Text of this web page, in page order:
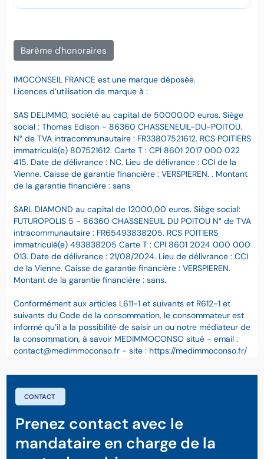
Barème d'honoraires
IMOCONSEIL FRANCE est une marque déposée.
Licences d’utilisation de marque à :
SAS DELIMMO, société au capital de 50000.00 euros. Siège
social : Thomas Edison - 86360 CHASSENEUIL-DU-POITOU.
N° de TVA intracommunautaire : FR33807521612. RCS POITIERS
immatriculé(e) 807521612. Carte T : CPI 8601 2017 000 022
415. Date de délivrance : NC. Lieu de délivrance : CCI de la
Vienne. Caisse de garantie financière : VERSPIEREN. . Montant
de la garantie financière : sans
SARL DIAMOND au capital de 12000,00 euros. Siège social:
FUTUROPOLIS 5 - 86360 CHASSENEUIL DU POITOU N° de TVA
intracommunautaire : FR65493838205. RCS POITIERS
immatriculé(e) 493838205 Carte T : CPI 8601 2024 000 000
013. Date de délivrance : 21/08/2024. Lieu de délivrance : CCI
de la Vienne. Caisse de garantie financière : VERSPIEREN.
Montant de la garantie financière : sans.
Conformément aux articles L611-1 et suivants et R612-1 et
suivants du Code de la consommation, le consommateur est
informé qu’il a la possibilité de saisir un ou notre médiateur de
la consommation, à savoir MEDIMMOCONSO situé - email :
contact@medimmoconso.fr - site : https://medimmoconso.fr/
CONTACT
Prenez contact avec le
mandataire en charge de la